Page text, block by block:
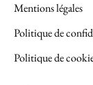
Mentions légales
Politique de
Politique de